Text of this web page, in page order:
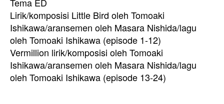
Lirik/komposisi Little Bird oleh Tomoaki
Ishikawa/aransemen oleh Masara Nishida/lagu
oleh Tomoaki Ishikawa (episode 1-12)
Vermillion lirik/komposisi oleh Tomoaki
Ishikawa/aransemen oleh Masara Nishida/lagu
oleh Tomoaki Ishikawa (episode 13-24)